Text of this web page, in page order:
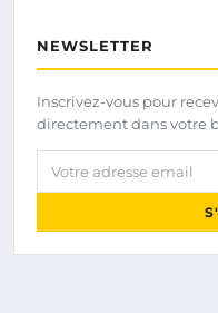
NEWSLETTER
Inscrivez-vous pour
directement dans votre
Votre adresse email